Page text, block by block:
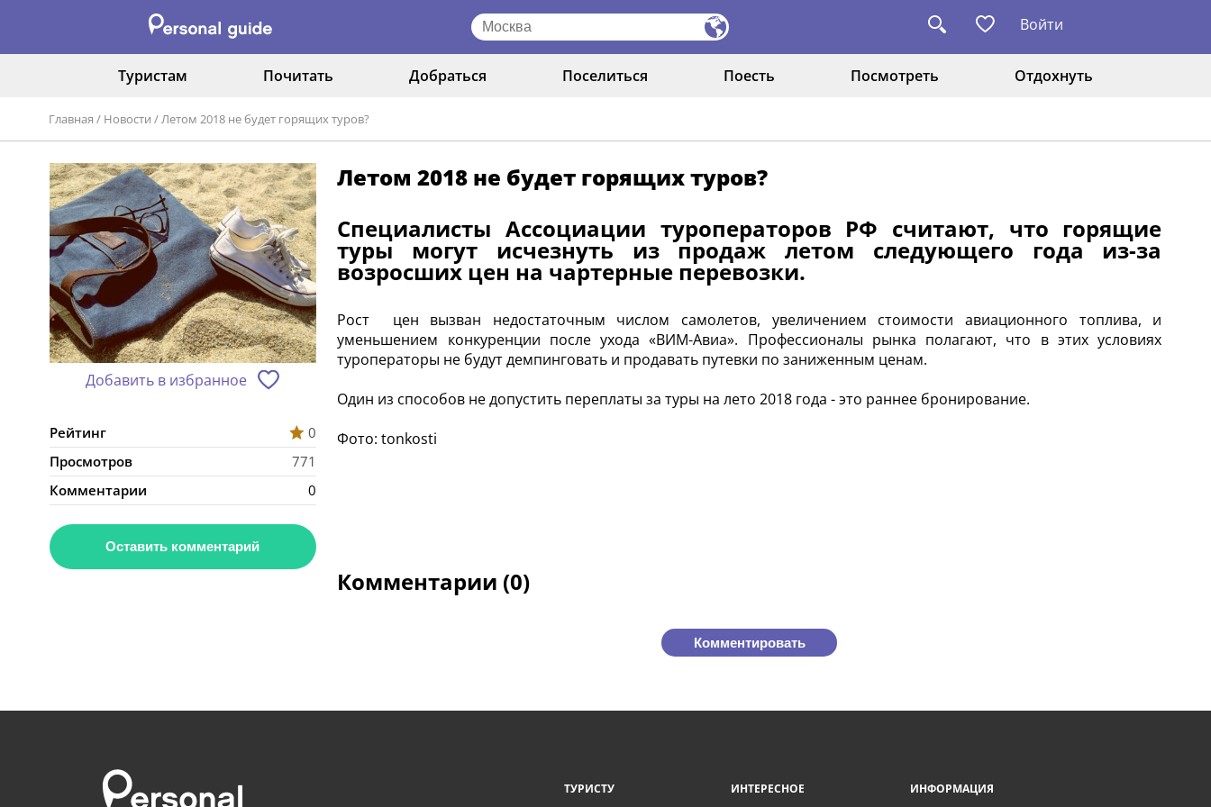
Войти
Туристам Почитать Добраться Поселиться Поесть Посмотреть Отдохнуть
Главная / Новости /Летом 2018 не будет горящих туров?
Добавить в избранное
Рейтинг
0
Просмотров
771
Комментарии
0
Оставить комментарий
Летом 2018 не будет горящих туров?
Специалисты Ассоциации туроператоров РФ считают, что горящие
туры могут исчезнуть из продаж летом следующего года из-за
возросших цен на чартерные перевозки.
Рост цен вызван недостаточным числом самолетов, увеличением стоимости авиационного топлива, и
уменьшением конкуренции после ухода «ВИМ-Авиа». Профессионалы рынка полагают, что в этих условиях
туроператоры не будут демпинговать и продавать путевки по заниженным ценам.
Один из способов не допустить переплаты за туры на лето 2018 года - это раннее бронирование.
Фото: tonkosti
Комментарии (0)
Комментировать
ТУРИСТУ ИНТЕРЕСНОЕ ИНФОРМАЦИЯ